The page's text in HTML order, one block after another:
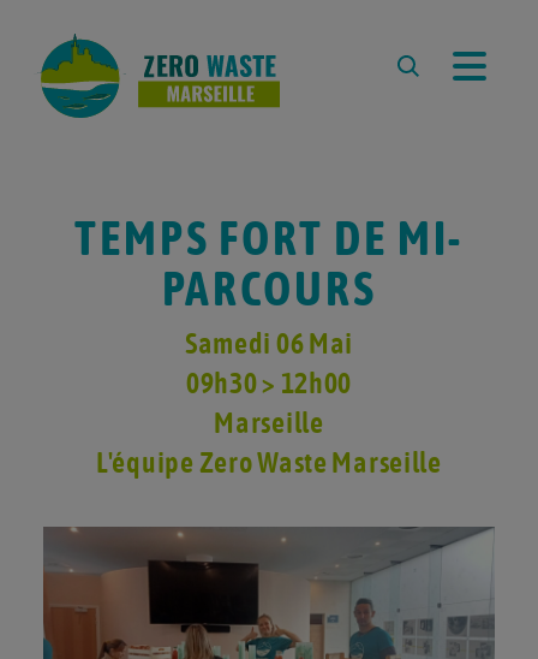
L’ÉQUIPE
REVUE DE PRESSE
PARTENAIRES
RESSOURCES
LA DÉMARCHE ZERO WASTE
CARTE ZÉRO DÉCHET
MARSEILLE
RECYCLER À MARSEILLE
ALIMENTATION
RÉPARATION/RÉ-EMPLOI
LIVRES & PUBLICATIONS
TEMPS FORT DE MI-
PARCOURS
Samedi 06 Mai
09h30 > 12h00
Marseille
L'équipe Zero Waste Marseille